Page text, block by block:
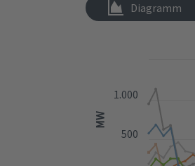
Diagramm
MW
500
1.000